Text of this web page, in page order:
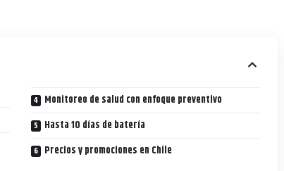
Monitoreo de salud con enfoque preventivo
Hasta 10 días de batería
Precios y promociones en Chile